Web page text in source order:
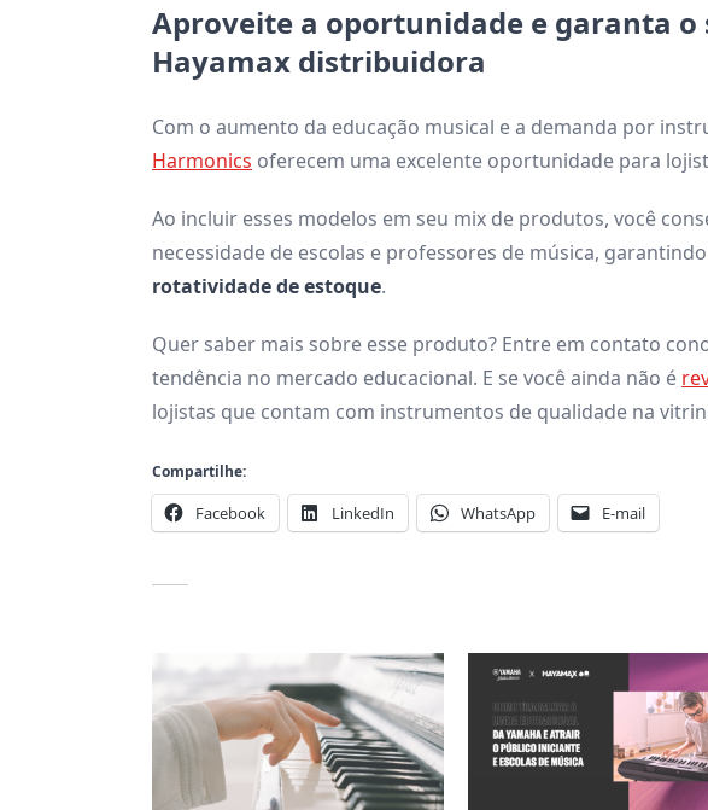
Aproveite a oportunidade e garanta o
Hayamax distribuidora
Com o aumento da educação musical e a demanda por
Harmonics oferecem uma excelente oportunidade para
Ao incluir esses modelos em seu mix de produtos, você
necessidade de escolas e professores de música, garantindo
rotatividade de estoque.
Quer saber mais sobre esse produto? Entre em contato
tendência no mercado educacional. E se você ainda não é
lojistas que contam com instrumentos de qualidade na
Compartilhe:
Facebook LinkedIn WhatsApp E-mail